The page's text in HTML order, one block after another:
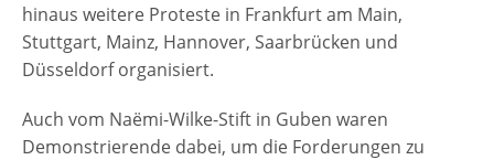
hinaus weitere Proteste in Frankfurt am Main,
Stuttgart, Mainz, Hannover, Saarbrücken und
Düsseldorf organisiert.
Auch vom Naëmi-Wilke-Stift in Guben waren
Demonstrierende dabei, um die Forderungen zu